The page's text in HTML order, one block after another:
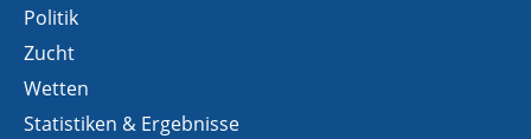
Politik
Zucht
Wetten
Statistiken & Ergebnisse